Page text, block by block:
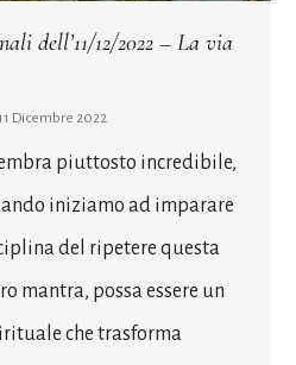
dell’11/12/2022 – La via
Dicembre 2022
piuttosto incredibile,
iniziamo ad imparare
del ripetere questa
mantra, possa essere un
che trasforma